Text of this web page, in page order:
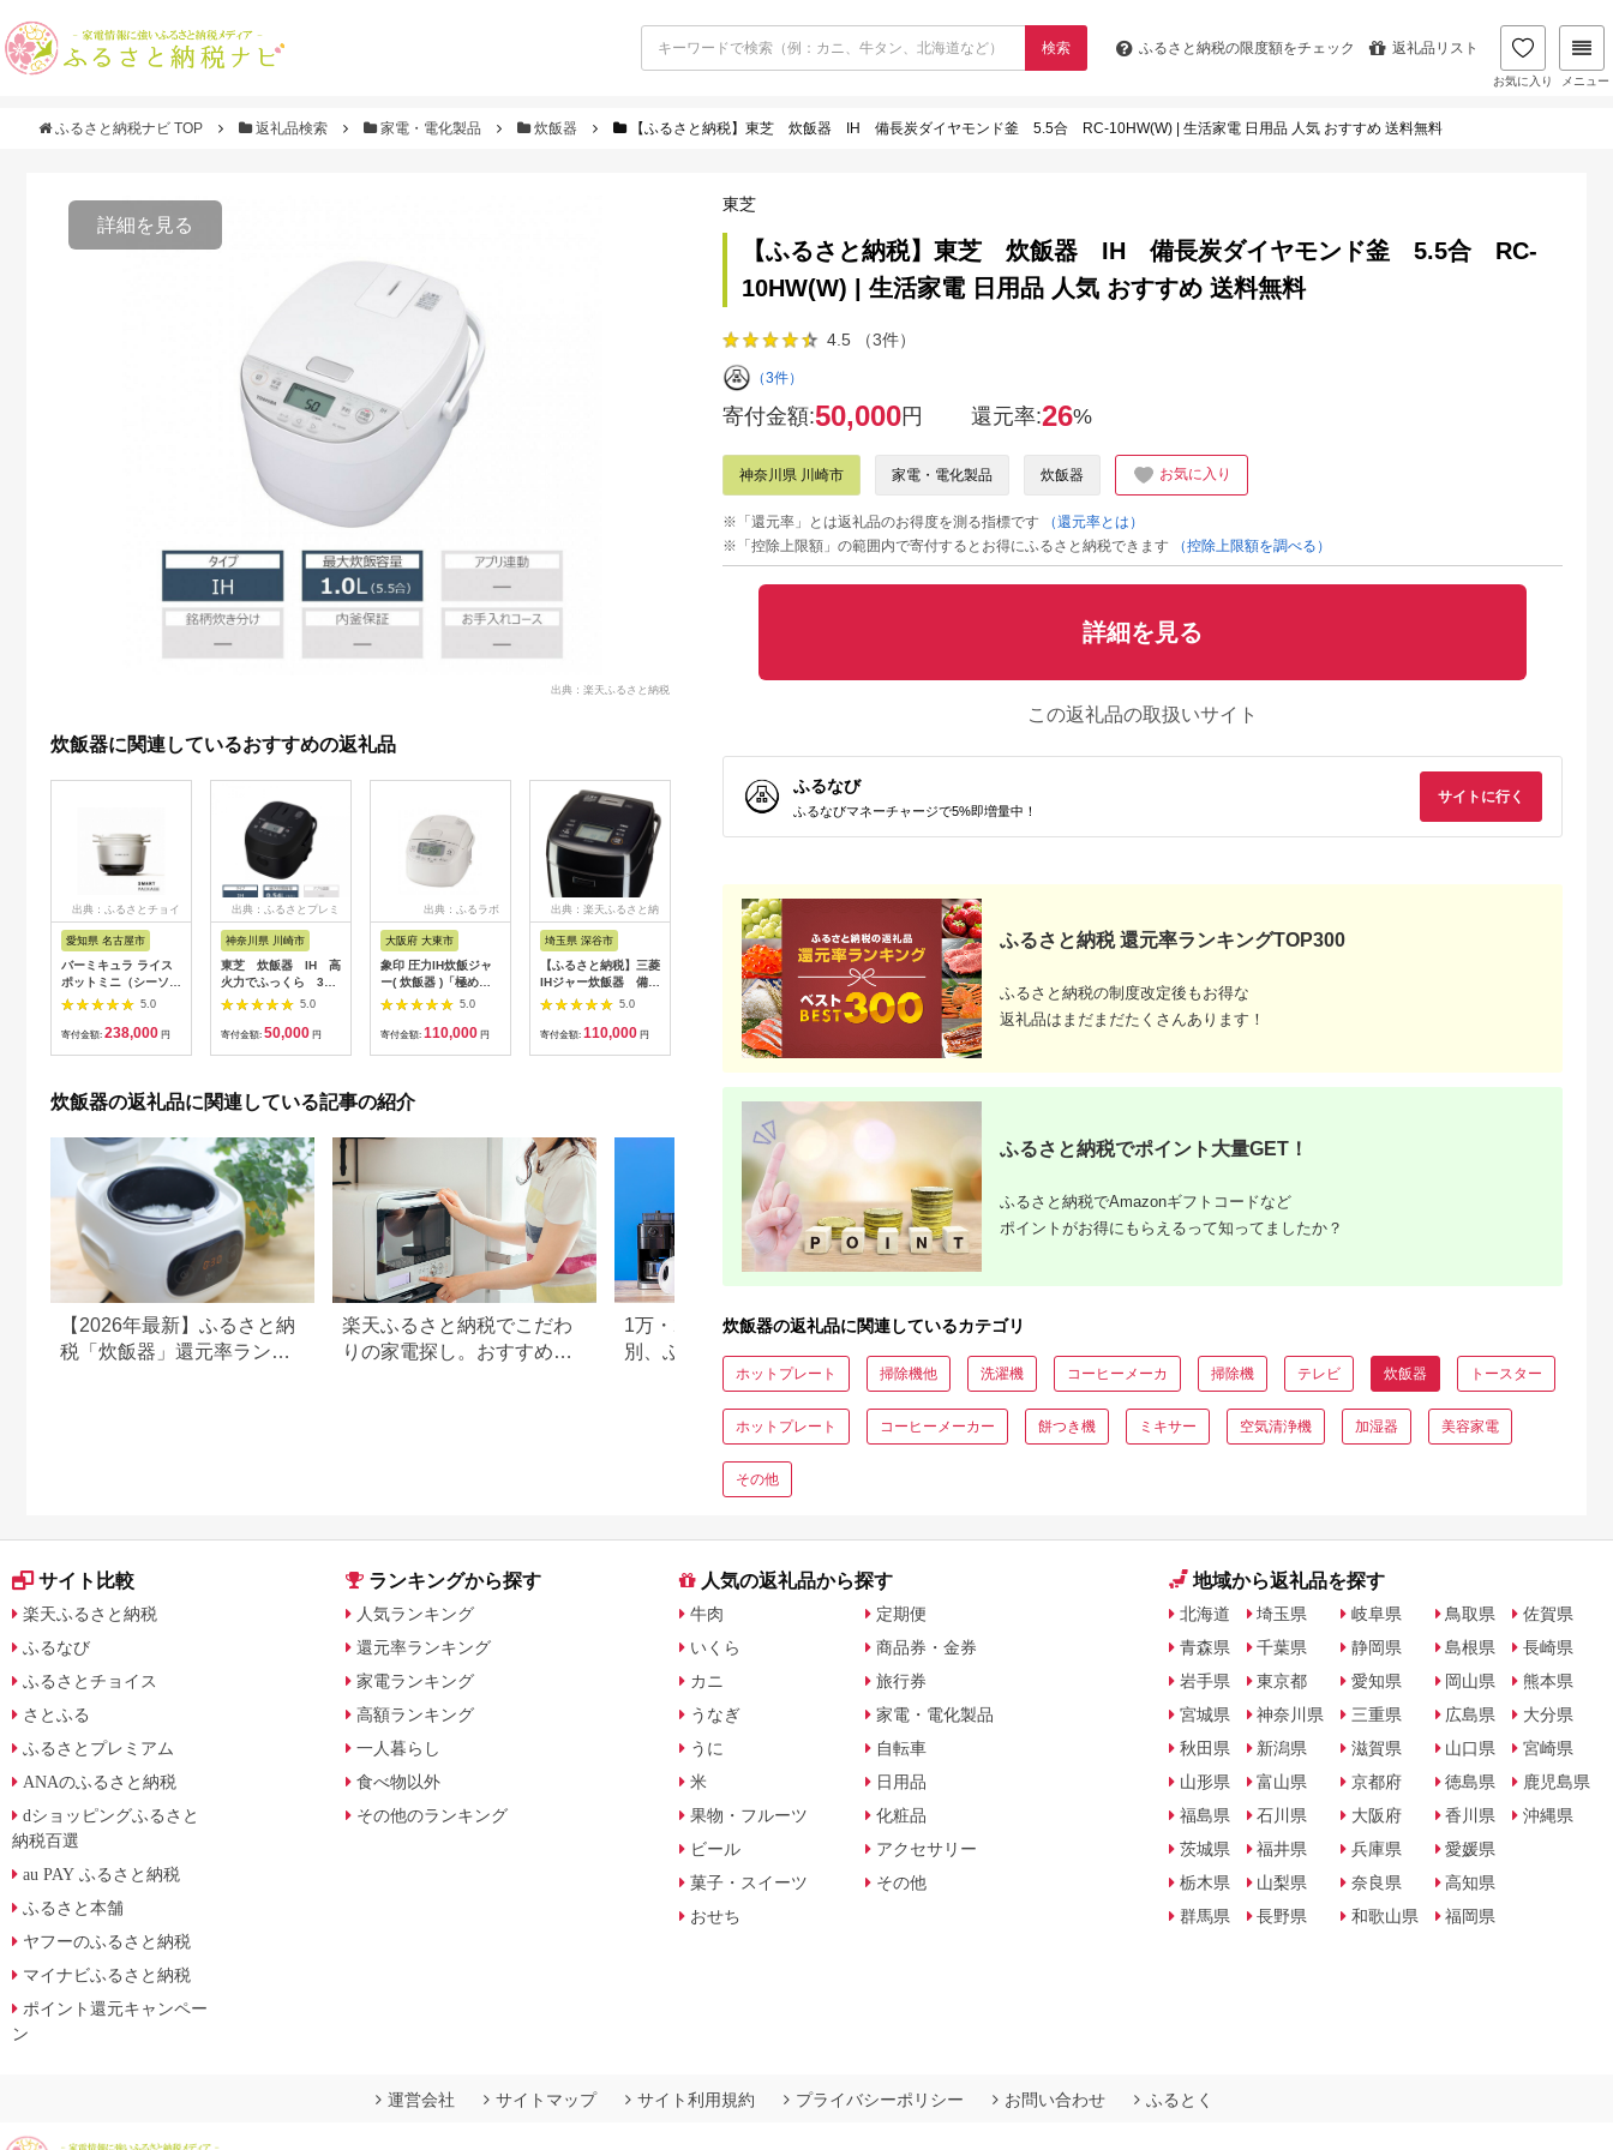
検索 ふるさと納税の限度額をチェック 返礼品リスト
お気に入り メニュー
ふるさと納税ナビ TOP 返礼品検索 家電・電化製品 炊飯器 【ふるさと納税】東芝 炊飯器 IH 備長炭ダイヤモンド釜 5.5合 RC-10HW(W) | 生活家電 日用品 人気 おすすめ 送料無料
詳細を見る
出典：楽天ふるさと納税
炊飯器に関連しているおすすめの返礼品
出典：ふるさとチョイ
愛知県 名古屋市
バーミキュラ ライス
ポットミニ（シーソル
トホワイト）【スマー
トパッケージ】
5.0
寄付金額: 238,000 円
出典：ふるさとプレミ
神奈川県 川崎市
東芝 炊飯器 IH 高
火力でふっくら 3
合 RC-5XW(K)
141305_KV49
5.0
寄付金額: 50,000 円
出典：ふるラボ
大阪府 大東市
象印 圧力IH炊飯ジャ
ー( 炊飯器 )「極め炊
き」NPRU05-WA(3合
炊き)ホワイト
5.0
寄付金額: 110,000 円
出典：楽天ふるさと納
埼玉県 深谷市
【ふるさと納税】三菱
IHジャー炊飯器 備長
炭 炭炊釜（小容量タ
イプ） NJ-SE06H-B
＜カラー：黒曜＞
5.0
寄付金額: 110,000 円
出典：ふるなび
愛知県 名古屋市
バーミキュラ ライス
ポットミニ炊飯器（ソ
リッドシルバー）炊飯
5.0
寄付金額:259,000
出典：Yahoo!ふるさと
納税
大阪府 大東市
ふるさと納税 大東市
象印 【 STAN. 】 電
気ケトル CKPA08-BA
ブラック
5.0
30,000円
大阪府 門真市
圧力IH炊飯器 JRX-
S060WS ミストホワ
5.0
神奈川県 川崎市
合 RC-5XW(W)
50,000
鳥取県 鳥取市
炊飯器の返礼品に関連している記事の紹介
【2026年最新】ふるさと納
税「炊飯器」還元率ランキ
楽天ふるさと納税でこだわ
りの家電探し。おすすめラ
1万・2万・3万円！寄付金額
別、ふるさと納税の家電返
【マンガふるさと納税】返
礼品が届いたよ！ワンスト
ップ特例に挑戦
東芝
【ふるさと納税】東芝 炊飯器 IH 備長炭ダイヤモンド釜 5.5合 RC-
10HW(W) | 生活家電 日用品 人気 おすすめ 送料無料
4.5 （3件）
（3件）
寄付金額:50,000円 還元率:26%
神奈川県 川崎市 家電・電化製品 炊飯器 お気に入り
※「還元率」とは返礼品のお得度を測る指標です
（還元率とは）
※「控除上限額」の範囲内で寄付するとお得にふるさと納税できます
（控除上限額を調べる）
詳細を見る
この返礼品の取扱いサイト
ふるなび
ふるなびマネーチャージで5%即増量中！
サイトに行く
ふるさと納税 還元率ランキングTOP300
ふるさと納税の制度改定後もお得な
返礼品はまだまだたくさんあります！
ふるさと納税でポイント大量GET！
ふるさと納税でAmazonギフトコードなど
ポイントがお得にもらえるって知ってましたか？
炊飯器の返礼品に関連しているカテゴリ
ホットプレート 掃除機他 洗濯機 コーヒーメーカ 掃除機 テレビ 炊飯器 トースター
ホットプレート コーヒーメーカー 餅つき機 ミキサー 空気清浄機 加湿器 美容家電
その他
サイト比較
楽天ふるさと納税
ふるなび
ふるさとチョイス
さとふる
ふるさとプレミアム
ANAのふるさと納税
dショッピングふるさと
納税百選
au PAY ふるさと納税
ふるさと本舗
ヤフーのふるさと納税
マイナビふるさと納税
ポイント還元キャンペー
ン
ランキングから探す
人気ランキング
還元率ランキング
家電ランキング
高額ランキング
一人暮らし
食べ物以外
その他のランキング
人気の返礼品から探す
牛肉
いくら
カニ
うなぎ
うに
米
果物・フルーツ
ビール
菓子・スイーツ
おせち
定期便
商品券・金券
旅行券
家電・電化製品
自転車
日用品
化粧品
アクセサリー
その他
地域から返礼品を探す
北海道
青森県
岩手県
宮城県
秋田県
山形県
福島県
茨城県
栃木県
群馬県
埼玉県
千葉県
東京都
神奈川県
新潟県
富山県
石川県
福井県
山梨県
長野県
岐阜県
静岡県
愛知県
三重県
滋賀県
京都府
大阪府
兵庫県
奈良県
和歌山県
鳥取県
島根県
岡山県
広島県
山口県
徳島県
香川県
愛媛県
高知県
福岡県
佐賀県
長崎県
熊本県
大分県
宮崎県
鹿児島県
沖縄県
運営会社 サイトマップ サイト利用規約 プライバシーポリシー お問い合わせ ふるとく